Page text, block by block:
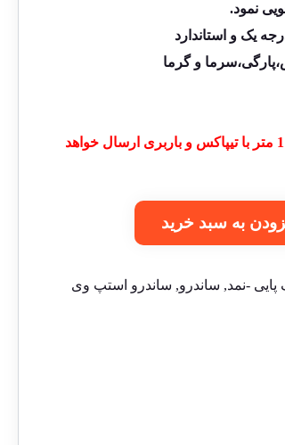
نمود.
یک و استاندارد
و گرما
کف پایی و اجناس بزرگتر از 1 متر با تیپاکس و باربری ارسال خواهد
به سبد خرید
-نمد, ساندرو, ساندرو استپ وی